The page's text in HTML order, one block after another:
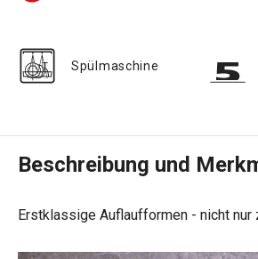
Spülmaschine
Beschreibung und
Erstklassige Auflaufformen - nicht nur